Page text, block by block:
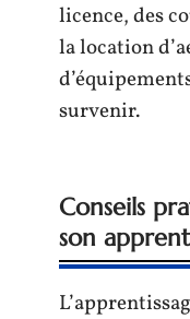
licence, des
la location
survenir.
Conseils
son